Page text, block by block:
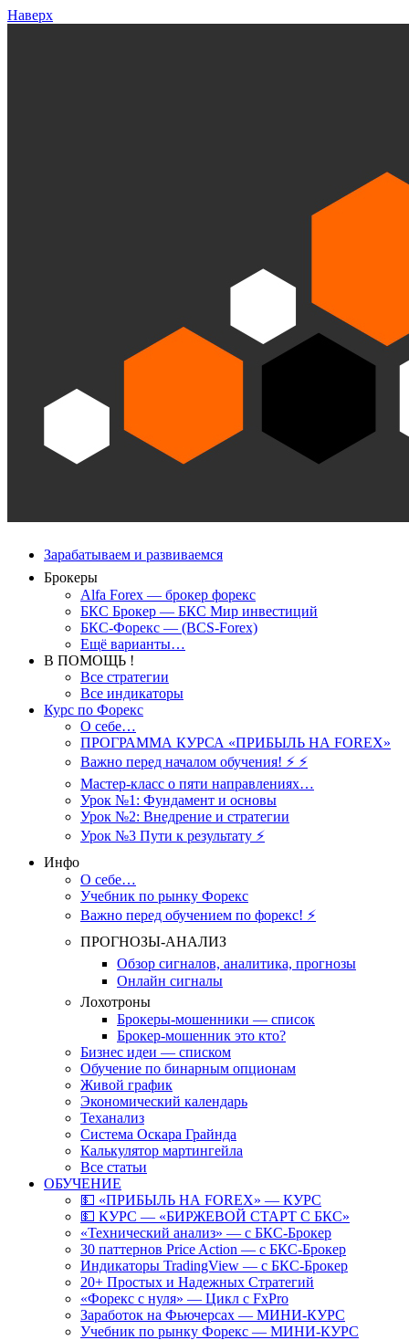
Наверх
Зарабатываем и развиваемся
Брокеры
Alfa Forex — брокер форекс
БКС Брокер — БКС Мир инвестиций
БКС-Форекс — (BCS-Forex)
Ещё варианты…
В ПОМОЩЬ !
Все стратегии
Все индикаторы
Курс по Форекс
О себе…
ПРОГРАММА КУРСА «ПРИБЫЛЬ НА FOREX»
Важно перед началом обучения! ⚡ ⚡
Мастер-класс о пяти направлениях…
Урок №1: Фундамент и основы
Урок №2: Внедрение и стратегии
Урок №3 Пути к результату ⚡️
Инфо
О себе…
Учебник по рынку Форекс
Важно перед обучением по форекс! ⚡
ПРОГНОЗЫ-АНАЛИЗ
Обзор сигналов, аналитика, прогнозы
Онлайн сигналы
Лохотроны
Брокеры-мошенники — список
Брокер-мошенник это кто?
Бизнес идеи — списком
Обучение по бинарным опционам
Живой график
Экономический календарь
Теханализ
Система Оскара Грайнда
Калькулятор мартингейла
Все статьи
ОБУЧЕНИЕ
💵 «ПРИБЫЛЬ НА FOREX» — КУРС
💵 КУРС — «БИРЖЕВОЙ СТАРТ С БКС»
«Технический анализ» — с БКС-Брокер
30 паттернов Price Action — с БКС-Брокер
Индикаторы TradingView — с БКС-Брокер
20+ Простых и Надежных Стратегий
«Форекс с нуля» — Цикл с FxPro
Заработок на Фьючерсах — МИНИ-КУРС
Учебник по рынку Форекс — МИНИ-КУРС